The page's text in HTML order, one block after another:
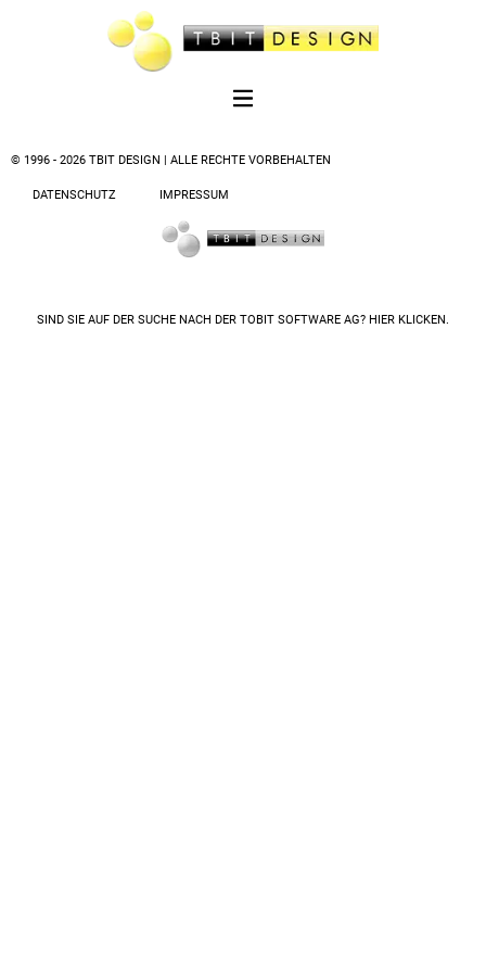
© 1996 - 2026 TBIT DESIGN | ALLE RECHTE VORBEHALTEN
DATENSCHUTZ IMPRESSUM
SIND SIE AUF DER SUCHE NACH DER TOBIT SOFTWARE AG? HIER KLICKEN.